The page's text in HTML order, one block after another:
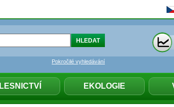
LESNICTVÍ EKOLOGIE
Pokročilé vyhledávání